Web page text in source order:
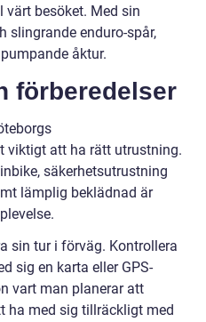
värt besöket. Med sin
slingrande enduro-spår,
åktur.
förberedelser
viktigt att ha rätt utrustning.
säkerhetsutrustning
lämplig beklädnad är
sin tur i förväg. Kontrollera
sig en karta eller GPS-
vart man planerar att
ha med sig tillräckligt med